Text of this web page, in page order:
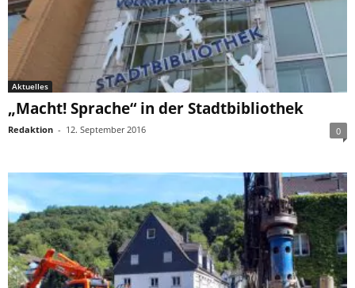
Aktuelles
„Macht! Sprache“ in der Stadtbibliothek
Redaktion - 12. September 2016 0